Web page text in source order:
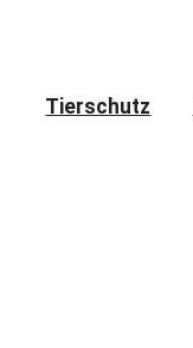
Tierschutz